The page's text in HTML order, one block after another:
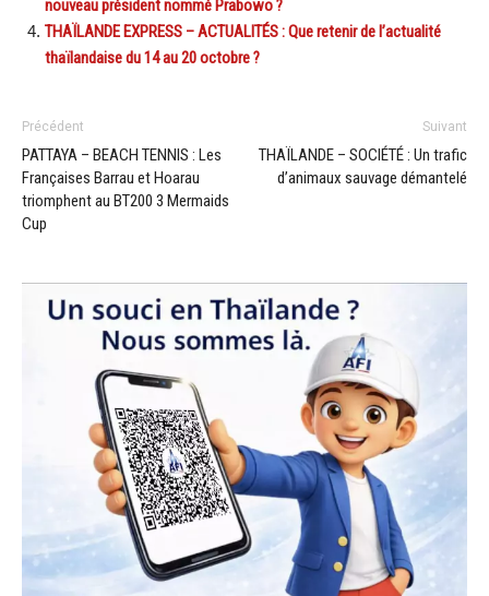
nouveau président nommé Prabowo ?
THAÏLANDE EXPRESS – ACTUALITÉS : Que retenir de l’actualité
thaïlandaise du 14 au 20 octobre ?
Précédent
PATTAYA – BEACH TENNIS : Les
Françaises Barrau et Hoarau
triomphent au BT200 3 Mermaids
Cup
Suivant
THAÏLANDE – SOCIÉTÉ : Un trafic
d’animaux sauvage démantelé